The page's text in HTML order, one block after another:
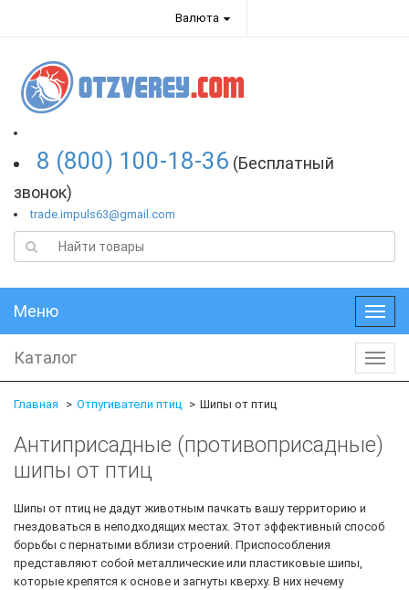
Валюта
8 (800) 100-18-36 (Бесплатный
звонок)
trade.impuls63@gmail.com
Меню
Меню
Каталог
Главная Отпугиватели птиц Шипы от птиц
Антиприсадные (противоприсадные)
шипы от птиц
Шипы от птиц не дадут животным пачкать вашу территорию и
гнездоваться в неподходящих местах. Этот эффективный способ
борьбы с пернатыми вблизи строений. Приспособления
представляют собой металлические или пластиковые шипы,
которые крепятся к основе и загнуты кверху. В них нечему